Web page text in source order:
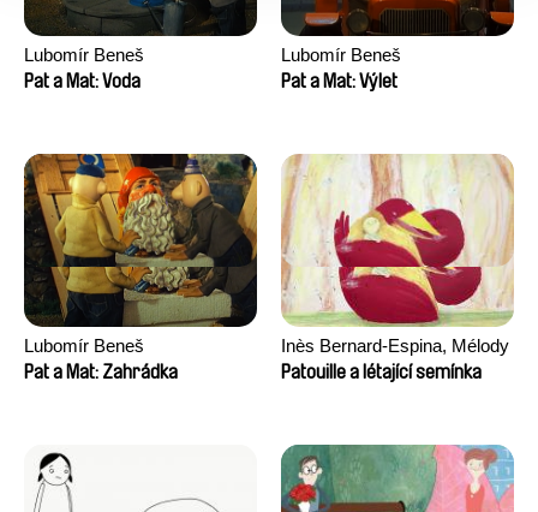
Lubomír Beneš
Pat a Mat: Voda
Lubomír Beneš
Pat a Mat: Výlet
Lubomír Beneš
Pat a Mat: Zahrádka
Inès Bernard-Espina, Mélody
Boulissière, Clémentine
Patouille a létající semínka